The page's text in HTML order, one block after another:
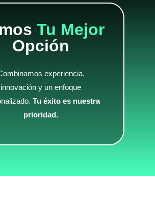
Tu Mejor
Opción
experiencia,
innovación y un enfoque
Tu éxito es nuestra
prioridad.